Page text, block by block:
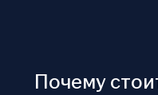
Почему